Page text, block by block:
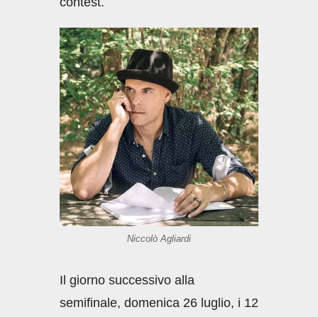
Niccolò Agliardi
Il giorno successivo alla
semifinale, domenica 26 luglio, i 12